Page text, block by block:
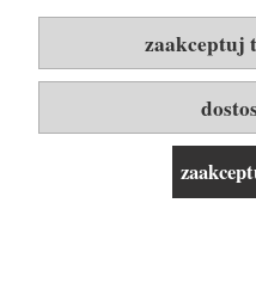
O
zaakceptuj